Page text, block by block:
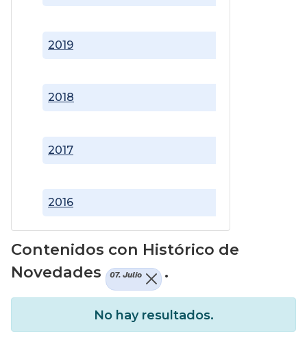
2016
2017
2018
2019
Contenidos con Histórico de
Novedades
07. Julio .
No hay resultados.